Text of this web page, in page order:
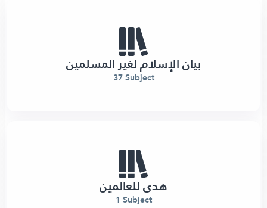
بيان الإسلام لغير المسلمين
37 Subject
هدى للعالمين
1 Subject